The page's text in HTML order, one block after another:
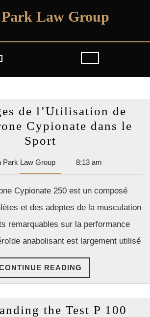
Law Group
Open
de l’Utilisation de
Cypionate dans le
Sport
l’Utilisation
de
Testosterone
Cypionate
dans
le
Sport
Park Law GroupDan
Park
Group
8:13 am
Cypionate 250 est un composé
et des adeptes de la musculation
remarquables sur la performance
anabolisant est largement utilisé
READING
READING
the Test P 100